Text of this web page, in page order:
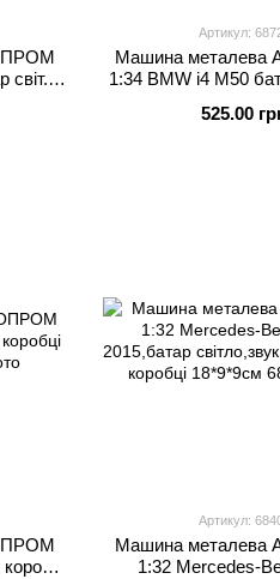
світ.
Артикул:
Машина
1:34 BMW i4 M50
525.00
Артикул:
Машина
1:32 Mercedes-